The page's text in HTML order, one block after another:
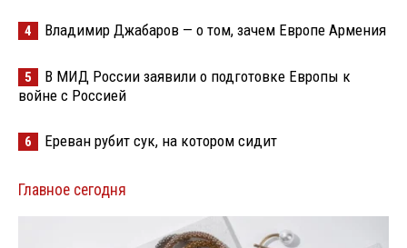
4 Владимир Джабаров — о том, зачем Европе Армения
5
В МИД России заявили о подготовке Европы к
войне с Россией
6 Ереван рубит сук, на котором сидит
Главное сегодня